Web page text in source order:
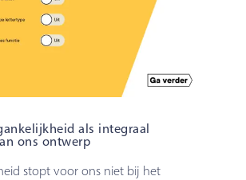
als integraal
ons ontwerp
stopt voor ons niet bij het